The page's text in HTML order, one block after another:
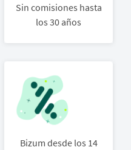
Sin comisiones hasta
los 30 años
Bizum desde los 14